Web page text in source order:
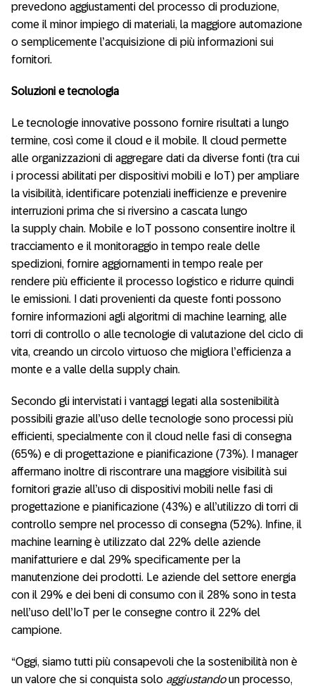
prevedono aggiustamenti del processo di produzione,
come il minor impiego di materiali, la maggiore automazione
o semplicemente l’acquisizione di più informazioni sui
fornitori.
Soluzioni e tecnologia
Le tecnologie innovative possono fornire risultati a lungo
termine, così come il cloud e il mobile. Il cloud permette
alle organizzazioni di aggregare dati da diverse fonti (tra cui
i processi abilitati per dispositivi mobili e IoT) per ampliare
la visibilità, identificare potenziali inefficienze e prevenire
interruzioni prima che si riversino a cascata lungo
la supply chain. Mobile e IoT possono consentire inoltre il
tracciamento e il monitoraggio in tempo reale delle
spedizioni, fornire aggiornamenti in tempo reale per
rendere più efficiente il processo logistico e ridurre quindi
le emissioni. I dati provenienti da queste fonti possono
fornire informazioni agli algoritmi di machine learning, alle
torri di controllo o alle tecnologie di valutazione del ciclo di
vita, creando un circolo virtuoso che migliora l’efficienza a
monte e a valle della supply chain.
Secondo gli intervistati i vantaggi legati alla sostenibilità
possibili grazie all’uso delle tecnologie sono processi più
efficienti, specialmente con il cloud nelle fasi di consegna
(65%) e di progettazione e pianificazione (73%). I manager
affermano inoltre di riscontrare una maggiore visibilità sui
fornitori grazie all’uso di dispositivi mobili nelle fasi di
progettazione e pianificazione (43%) e all’utilizzo di torri di
controllo sempre nel processo di consegna (52%). Infine, il
machine learning è utilizzato dal 22% delle aziende
manifatturiere e dal 29% specificamente per la
manutenzione dei prodotti. Le aziende del settore energia
con il 29% e dei beni di consumo con il 28% sono in testa
nell’uso dell’IoT per le consegne contro il 22% del
campione.
“Oggi, siamo tutti più consapevoli che la sostenibilità non è
un valore che si conquista solo aggiustandoun processo,